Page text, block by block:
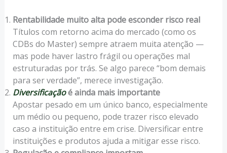
Rentabilidade muito alta pode esconder risco real
Títulos com retorno acima do mercado (como os
CDBs do Master) sempre atraem muita atenção —
mas pode haver lastro frágil ou operações mal
estruturadas por trás. Se algo parece “bom demais
para ser verdade”, merece investigação.
Diversificaçãoé ainda mais importante
Apostar pesado em um único banco, especialmente
um médio ou pequeno, pode trazer risco elevado
caso a instituição entre em crise. Diversificar entre
instituições e produtos ajuda a mitigar esse risco.